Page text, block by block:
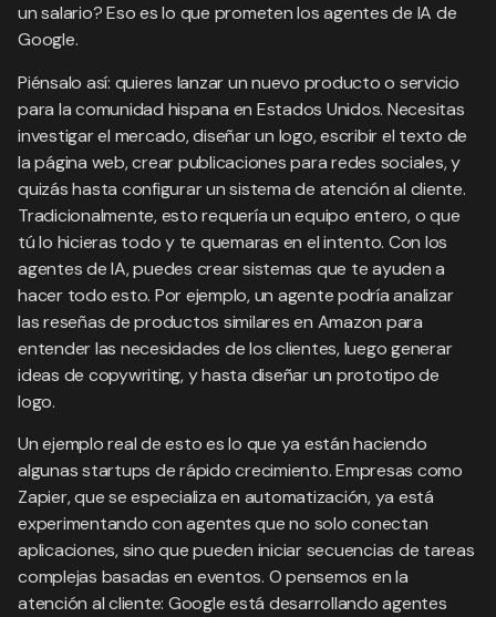
un salario? Eso es lo que prometen los agentes de IA de
Google.
Piénsalo así: quieres lanzar un nuevo producto o servicio
para la comunidad hispana en Estados Unidos. Necesitas
investigar el mercado, diseñar un logo, escribir el texto de
la página web, crear publicaciones para redes sociales, y
quizás hasta configurar un sistema de atención al cliente.
Tradicionalmente, esto requería un equipo entero, o que
tú lo hicieras todo y te quemaras en el intento. Con los
agentes de IA, puedes crear sistemas que te ayuden a
hacer todo esto. Por ejemplo, un agente podría analizar
las reseñas de productos similares en Amazon para
entender las necesidades de los clientes, luego generar
ideas de copywriting, y hasta diseñar un prototipo de
logo.
Un ejemplo real de esto es lo que ya están haciendo
algunas startups de rápido crecimiento. Empresas como
Zapier, que se especializa en automatización, ya está
experimentando con agentes que no solo conectan
aplicaciones, sino que pueden iniciar secuencias de tareas
complejas basadas en eventos. O pensemos en la
atención al cliente: Google está desarrollando agentes